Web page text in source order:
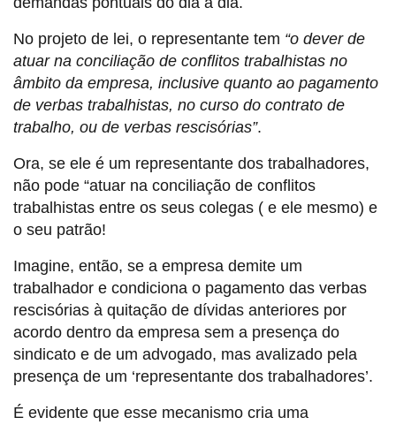
No projeto de lei, o representante tem “o dever de
atuar na conciliação de conflitos trabalhistas no
âmbito da empresa, inclusive quanto ao pagamento
de verbas trabalhistas, no curso do contrato de
trabalho, ou de verbas rescisórias”.
Ora, se ele é um representante dos trabalhadores,
não pode “atuar na conciliação de conflitos
trabalhistas entre os seus colegas ( e ele mesmo) e
o seu patrão!
Imagine, então, se a empresa demite um
trabalhador e condiciona o pagamento das verbas
rescisórias à quitação de dívidas anteriores por
acordo dentro da empresa sem a presença do
sindicato e de um advogado, mas avalizado pela
presença de um ‘representante dos trabalhadores’.
É evidente que esse mecanismo cria uma